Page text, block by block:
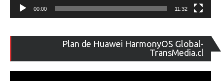
00:00 11:32
Plan de Huawei HarmonyOS Global-
TransMedia.cl
de